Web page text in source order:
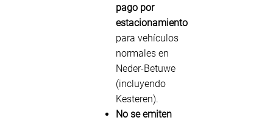
pago por
estacionamiento
para vehículos
normales en
Neder-Betuwe
(incluyendo
Kesteren).
No se emiten